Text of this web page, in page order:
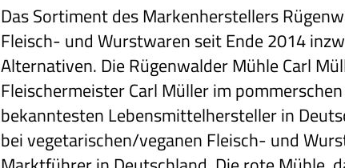
Das Sortiment des Markenherstellers
Fleisch- und Wurstwaren seit Ende 2014
Alternativen. Die Rügenwalder Mühle Carl
Fleischermeister Carl Müller im
bekanntesten Lebensmittelhersteller in
bei vegetarischen/veganen Fleisch- und